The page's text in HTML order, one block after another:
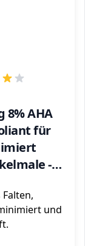
8% AHA
für
-
und